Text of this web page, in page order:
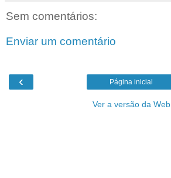
Sem comentários:
Enviar um comentário
‹ Página inicial
Ver a versão da Web